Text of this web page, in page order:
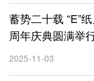
蓄势二十载 “E”
周年庆典圆满举
2025-11-03